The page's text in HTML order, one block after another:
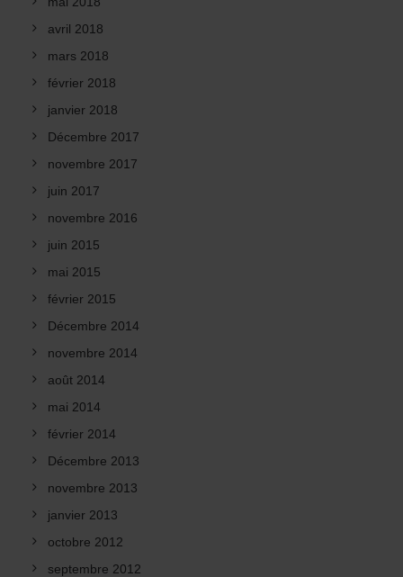
avril 2018
mars 2018
février 2018
janvier 2018
Décembre 2017
novembre 2017
juin 2017
novembre 2016
juin 2015
mai 2015
février 2015
Décembre 2014
novembre 2014
août 2014
mai 2014
février 2014
Décembre 2013
novembre 2013
janvier 2013
octobre 2012
septembre 2012